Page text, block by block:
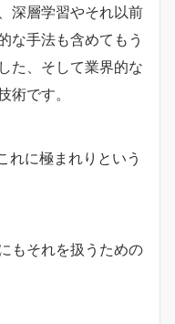
深層学習やそれ以前
な手法も含めてもう
た、そして業界的な
術です。
れに極まれりという
もそれを扱うための